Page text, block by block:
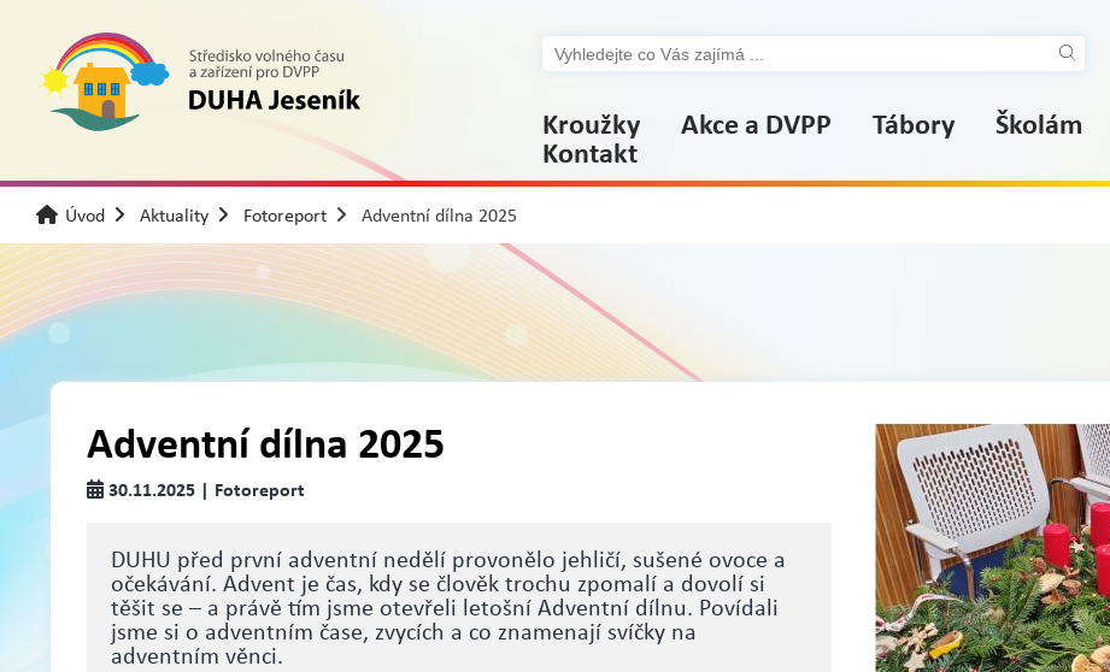
Kroužky Akce a DVPP Tábory Školám
Kontakt
Úvod Aktuality Fotoreport Adventní dílna 2025
Adventní dílna 2025
30.11.2025 | Fotoreport
DUHU před první adventní nedělí provonělo jehličí, sušené ovoce a
očekávání. Advent je čas, kdy se člověk trochu zpomalí a dovolí si
těšit se – a právě tím jsme otevřeli letošní Adventní dílnu. Povídali
jsme si o adventním čase, zvycích a co znamenají svíčky na
adventním věnci.